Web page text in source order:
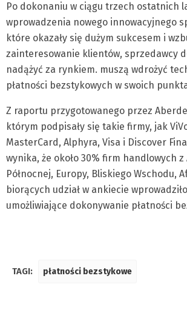
Po dokonaniu w ciągu trzech ostatnich
wprowadzenia nowego innowacyjnego
które okazały się dużym sukcesem i
zainteresowanie klientów, sprzedawcy
nadążyć za rynkiem. muszą wdrożyć
płatności bezstykowych w swoich
Z raportu przygotowanego przez
którym podpisały się takie firmy, jak
MasterCard, Alphyra, Visa i Discover
wynika, że około 30% firm handlowych z
Północnej, Europy, Bliskiego Wschodu,
biorących udział w ankiecie
umożliwiające dokonywanie płatności
TAGI: płatności bezstykowe